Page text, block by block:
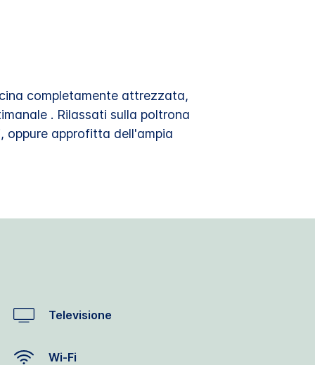
completamente attrezzata,
. Rilassati sulla poltrona
oppure approfitta dell'ampia
Televisione
Wi-Fi